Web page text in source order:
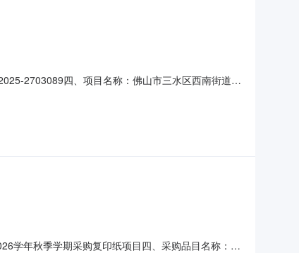
2703089四、项目名称：佛山市三水区西南街道金
复印纸规格型号（或服务要求）：详见合同主要
学年秋季学期采购复印纸项目四、采购品目名称：复